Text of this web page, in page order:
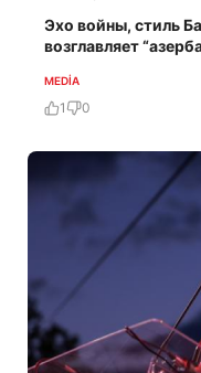
Эхо войны, стиль
возглавляет
MEDİA
1 0